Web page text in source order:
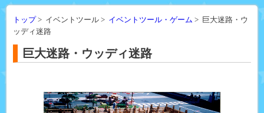
トップ> イベントツール > イベントツール・ゲーム > 巨大迷路・ウ
ッディ迷路
巨大迷路・ウッディ迷路